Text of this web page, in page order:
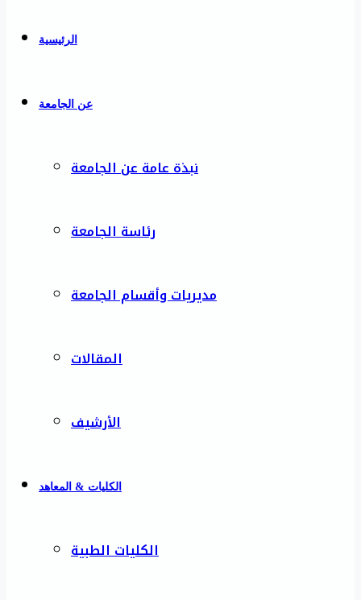
الرئيسية
عن الجامعة
نبذة عامة عن الجامعة
رئاسة الجامعة
مديريات وأقسام الجامعة
المقالات
الأرشيف
الكليات & المعاهد
الكليات الطبية